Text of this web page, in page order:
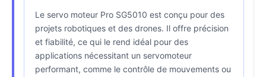
Le servo moteur Pro SG5010 est conçu pour des
projets robotiques et des drones. Il offre précision
et fiabilité, ce qui le rend idéal pour des
applications nécessitant un servomoteur
performant, comme le contrôle de mouvements ou